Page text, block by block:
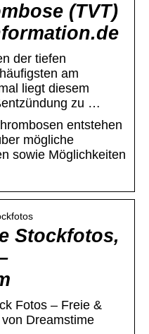
(TVT)
der tiefen
am
liegt diesem
zu …
entstehen
mögliche
sowie Möglichkeiten
Stockfotos,
Fotos – Freie &
Dreamstime